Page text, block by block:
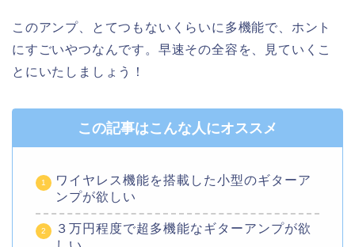
このアンプ、とてつもないくらいに多機能で、ホント
にすごいやつなんです。早速その全容を、見ていくこ
とにいたしましょう！
この記事はこんな人にオススメ
ワイヤレス機能を搭載した小型のギターア
ンプが欲しい
３万円程度で超多機能なギターアンプが欲